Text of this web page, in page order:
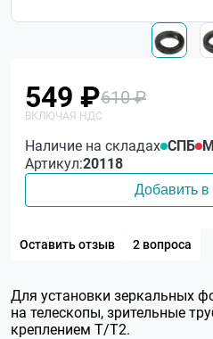
549 ₽610 ₽
Наличие на складах СПБ
Артикул:20118
Добавить в
Оставить отзыв 2 вопроса
Для установки зеркальных
на телескопы, зрительные
креплением T/T2.